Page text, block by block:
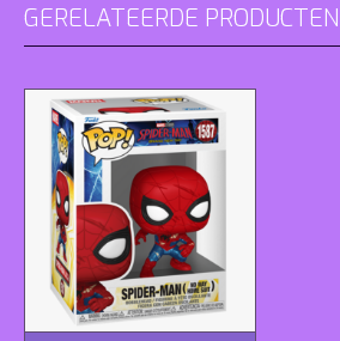
GERELATEERDE PRODUCTEN